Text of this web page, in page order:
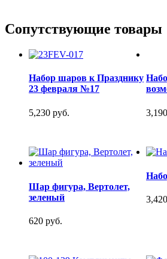
Сопутствующие товары
Набор шаров к Празднику
23 февраля №17
5,230 руб.
Шар фигура, Вертолет,
зеленый
620 руб.